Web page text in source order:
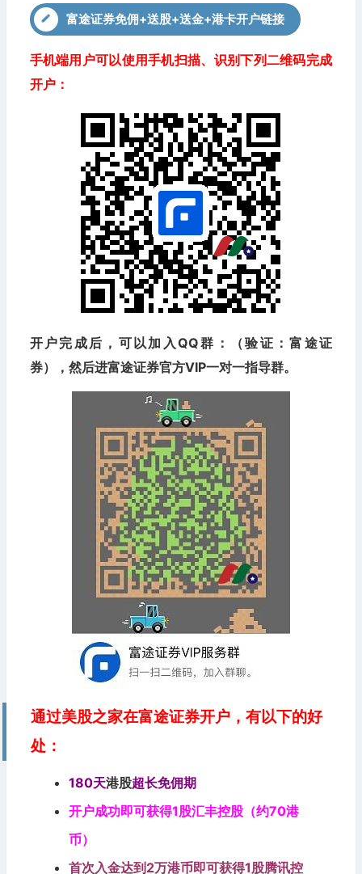
富途证券免佣+送股+送金+港卡开户链接
手机端用户可以使用手机扫描、识别下列二维码完成
开户：
开户完成后，可以加入QQ群：（验证：富途证
券），然后进富途证券官方VIP一对一指导群。
通过美股之家在富途证券开户，有以下的好
处：
180天港股超长免佣期
开户成功即可获得1股汇丰控股（约70港
币）
首次入金达到2万港币即可获得1股腾讯控